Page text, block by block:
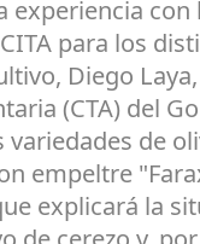
experiencia con
para los
Diego
(CTA) del
de
empeltre
explicará la